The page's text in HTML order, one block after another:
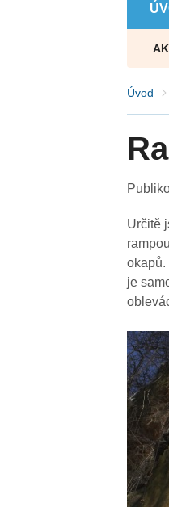
Úvod
Určitě
okapů.
je